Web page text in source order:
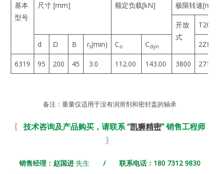
基本
型号
尺寸 [mm] 额定负载[kN] 极限转速[min
开放
式
T200
d D B rs(min) Co Cdyn 2ZR
6319 95 200 45 3.0 112.00 143.00 3800 2712
备注：重量仅适用于没有润滑剂和密封盖的轴承
〖 技术咨询及产品购买，请联系 “凯狮精密” 销售工程师
〗
销售经理：赵国进 先生 / 联系电话：180 7312 9830